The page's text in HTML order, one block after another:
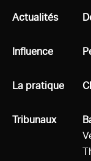
Tous
Actualités
Tous
Influence
Tous
La pratique
Tous
Tribunaux